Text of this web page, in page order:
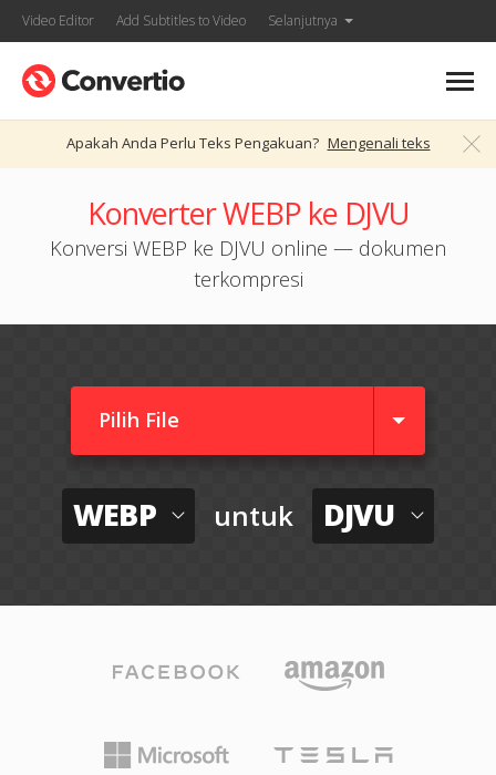
Video Editor Add Subtitles to Video Selanjutnya
Apakah Anda Perlu Teks Pengakuan? Mengenali teks
Konverter WEBP ke DJVU
Konversi WEBP ke DJVU online — dokumen
terkompresi
Pilih File
WEBP untuk DJVU